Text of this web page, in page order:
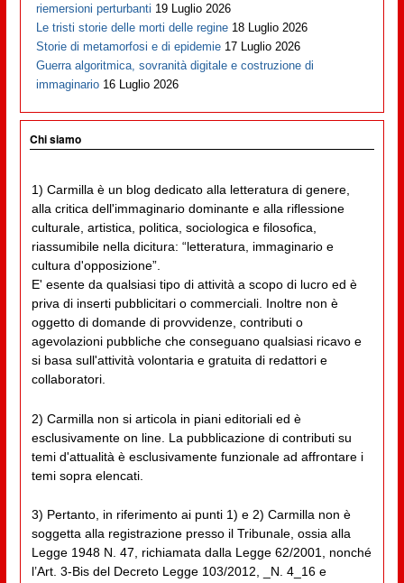
riemersioni perturbanti 19 Luglio 2026
Le tristi storie delle morti delle regine 18 Luglio 2026
Storie di metamorfosi e di epidemie 17 Luglio 2026
Guerra algoritmica, sovranità digitale e costruzione di
immaginario 16 Luglio 2026
Chi siamo
1) Carmilla è un blog dedicato alla letteratura di genere,
alla critica dell'immaginario dominante e alla riflessione
culturale, artistica, politica, sociologica e filosofica,
riassumibile nella dicitura: “letteratura, immaginario e
cultura d'opposizione”.
E' esente da qualsiasi tipo di attività a scopo di lucro ed è
priva di inserti pubblicitari o commerciali. Inoltre non è
oggetto di domande di provvidenze, contributi o
agevolazioni pubbliche che conseguano qualsiasi ricavo e
si basa sull'attività volontaria e gratuita di redattori e
collaboratori.
2) Carmilla non si articola in piani editoriali ed è
esclusivamente on line. La pubblicazione di contributi su
temi d'attualità è esclusivamente funzionale ad affrontare i
temi sopra elencati.
3) Pertanto, in riferimento ai punti 1) e 2) Carmilla non è
soggetta alla registrazione presso il Tribunale, ossia alla
Legge 1948 N. 47, richiamata dalla Legge 62/2001, nonché
l’Art. 3-Bis del Decreto Legge 103/2012, _N. 4_16 e